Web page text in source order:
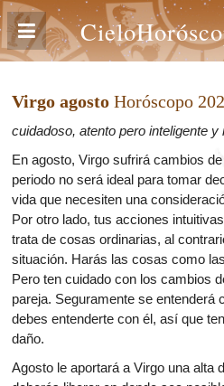
Virgo agosto Horóscopo
cuidadoso, atento pero inteligente
En agosto, Virgo sufrirá cambios
periodo no será ideal para tomar
vida que necesiten una
Por otro lado, tus acciones
trata de cosas ordinarias, al
situación. Harás las cosas como
Pero ten cuidado con los cambios
pareja. Seguramente se entenderá
debes entenderte con él, así que
daño.
Agosto le aportará a Virgo una alta